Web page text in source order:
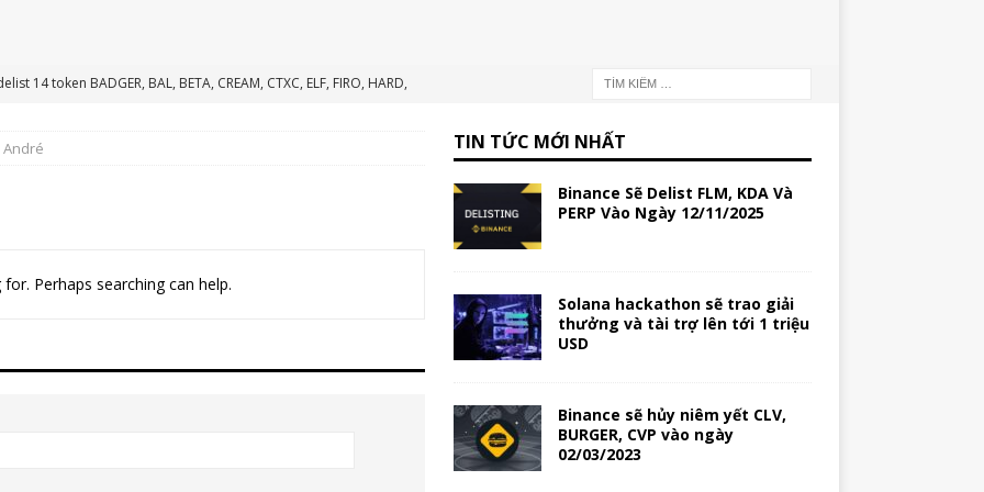
14 token BADGER, BAL, BETA, CREAM, CTXC, ELF, FIRO, HARD,
Scroll (đã mainnet) vào ví Metamask
sẽ trao giải thưởng và tài trợ lên tới 1 triệu USD
André
Perhaps searching can help.
TIN TỨC MỚI NHẤT
Binance Sẽ Delist FLM, KDA Và
PERP Vào Ngày 12/11/2025
Solana hackathon sẽ trao giải
thưởng và tài trợ lên tới 1 triệu
USD
Binance sẽ hủy niêm yết CLV,
BURGER, CVP vào ngày
02/03/2023